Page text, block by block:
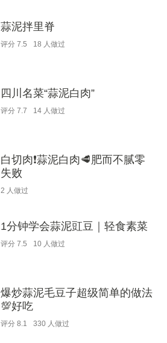
蒜泥拌里脊
评分 7.5 18 人做过
四川名菜“蒜泥白肉”
评分 7.7 14 人做过
白切肉❗️蒜泥白肉🥩肥而不腻零
失败
2 人做过
1分钟学会蒜泥豇豆｜轻食素菜
评分 7.5 10 人做过
爆炒蒜泥毛豆子超级简单的做法
💯好吃
评分 8.1 330 人做过